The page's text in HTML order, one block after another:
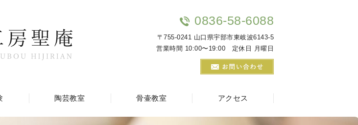
0836-58-6088
〒755-0241 山口県宇部市東岐波6143-5
営業時間 10:00〜19:00 定休日 月曜日
陶芸教室 骨壷教室 アクセス